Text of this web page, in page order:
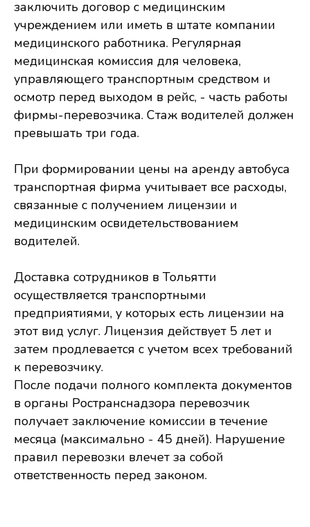
заключить договор с медицинским
учреждением или иметь в штате компании
медицинского работника. Регулярная
медицинская комиссия для человека,
управляющего транспортным средством и
осмотр перед выходом в рейс, - часть работы
фирмы-перевозчика. Стаж водителей должен
превышать три года.
При формировании цены на аренду автобуса
транспортная фирма учитывает все расходы,
связанные с получением лицензии и
медицинским освидетельствованием
водителей.
Доставка сотрудников в Тольятти
осуществляется транспортными
предприятиями, у которых есть лицензии на
этот вид услуг. Лицензия действует 5 лет и
затем продлевается с учетом всех требований
к перевозчику.
После подачи полного комплекта документов
в органы Ространснадзора перевозчик
получает заключение комиссии в течение
месяца (максимально - 45 дней). Нарушение
правил перевозки влечет за собой
ответственность перед законом.